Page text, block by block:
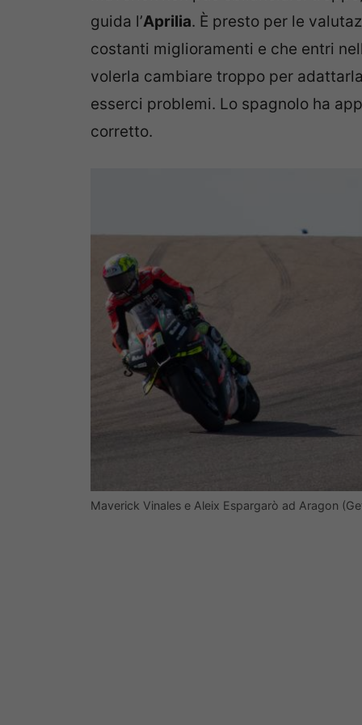
guida l’Aprilia. È presto per le
costanti miglioramenti e che entri
volerla cambiare troppo per
esserci problemi. Lo spagnolo ha
corretto.
Maverick Vinales e Aleix Espargarò ad Aragon